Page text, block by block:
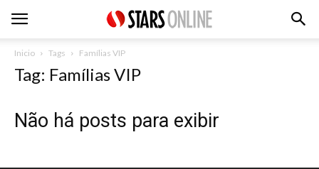
Inicio Tags Famílias VIP
Tag: Famílias VIP
Não há posts para exibir